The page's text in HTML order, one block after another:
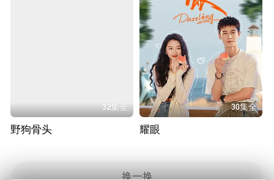
32集全
野狗骨头
30集全
耀眼
换一换